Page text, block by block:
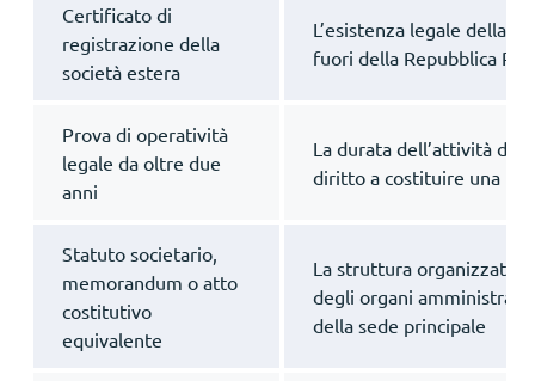
Certificato di
registrazione della
società estera
L’esistenza legale della
fuori della Repubblica
Prova di operatività
legale da oltre due
anni
La durata dell’attività
diritto a costituire una
Statuto societario,
memorandum o atto
costitutivo
equivalente
La struttura
degli organi
della sede principale